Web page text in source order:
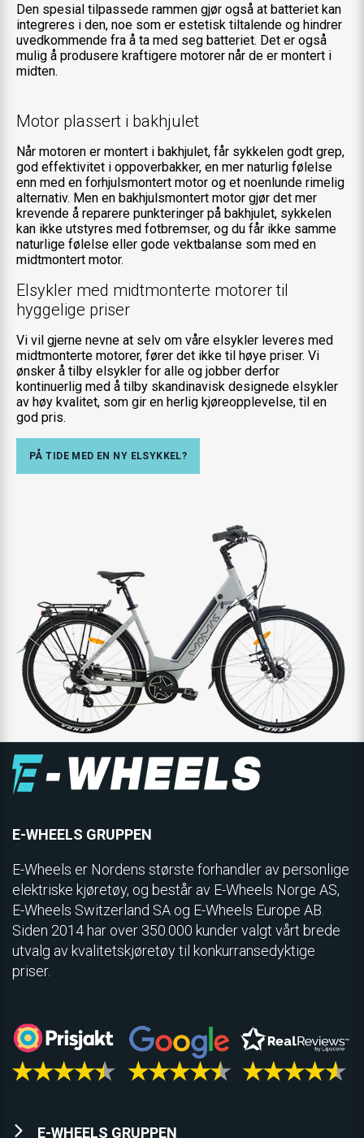
Den spesial tilpassede rammen gjør også at batteriet kan
integreres i den, noe som er estetisk tiltalende og hindrer
uvedkommende fra å ta med seg batteriet. Det er også
mulig å produsere kraftigere motorer når de er montert i
midten.
Motor plassert i bakhjulet
Når motoren er montert i bakhjulet, får sykkelen godt grep,
god effektivitet i oppoverbakker, en mer naturlig følelse
enn med en forhjulsmontert motor og et noenlunde rimelig
alternativ. Men en bakhjulsmontert motor gjør det mer
krevende å reparere punkteringer på bakhjulet, sykkelen
kan ikke utstyres med fotbremser, og du får ikke samme
naturlige følelse eller gode vektbalanse som med en
midtmontert motor.
Elsykler med midtmonterte motorer til
hyggelige priser
Vi vil gjerne nevne at selv om våre elsykler leveres med
midtmonterte motorer, fører det ikke til høye priser. Vi
ønsker å tilby elsykler for alle og jobber derfor
kontinuerlig med å tilby skandinavisk designede elsykler
av høy kvalitet, som gir en herlig kjøreopplevelse, til en
god pris.
PÅ TIDE MED EN NY ELSYKKEL?
E-WHEELS GRUPPEN
E-Wheels er Nordens største forhandler av personlige
elektriske kjøretøy, og består av E-Wheels Norge AS,
E­-Wheels Switzerland SA og E-Wheels Europe AB.
Siden 2014 har over 350.000 kunder valgt vårt brede
utvalg av kvalitetskjøretøy til konkurransedyktige
priser.
E-WHEELS GRUPPEN